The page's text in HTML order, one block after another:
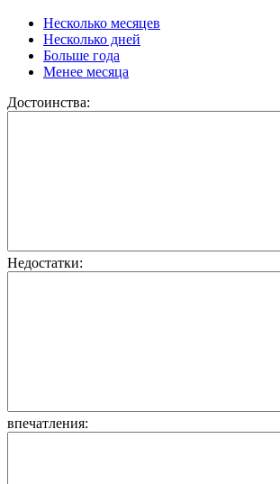
Несколько месяцев
Несколько дней
Больше года
Менее месяца
Достоинства:
Недостатки:
впечатления: